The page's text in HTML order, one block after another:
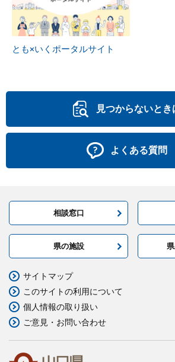
とも×いくポータルサイト
見つからないとき
よくある質問
相談窓口
県の施設
サイトマップ
このサイトの利用について
個人情報の取り扱い
ご意見・お問い合わせ